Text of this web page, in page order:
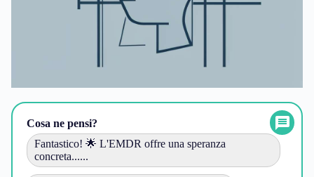
Cosa ne pensi?
Fantastico! 🌟 L'EMDR offre una speranza
concreta......